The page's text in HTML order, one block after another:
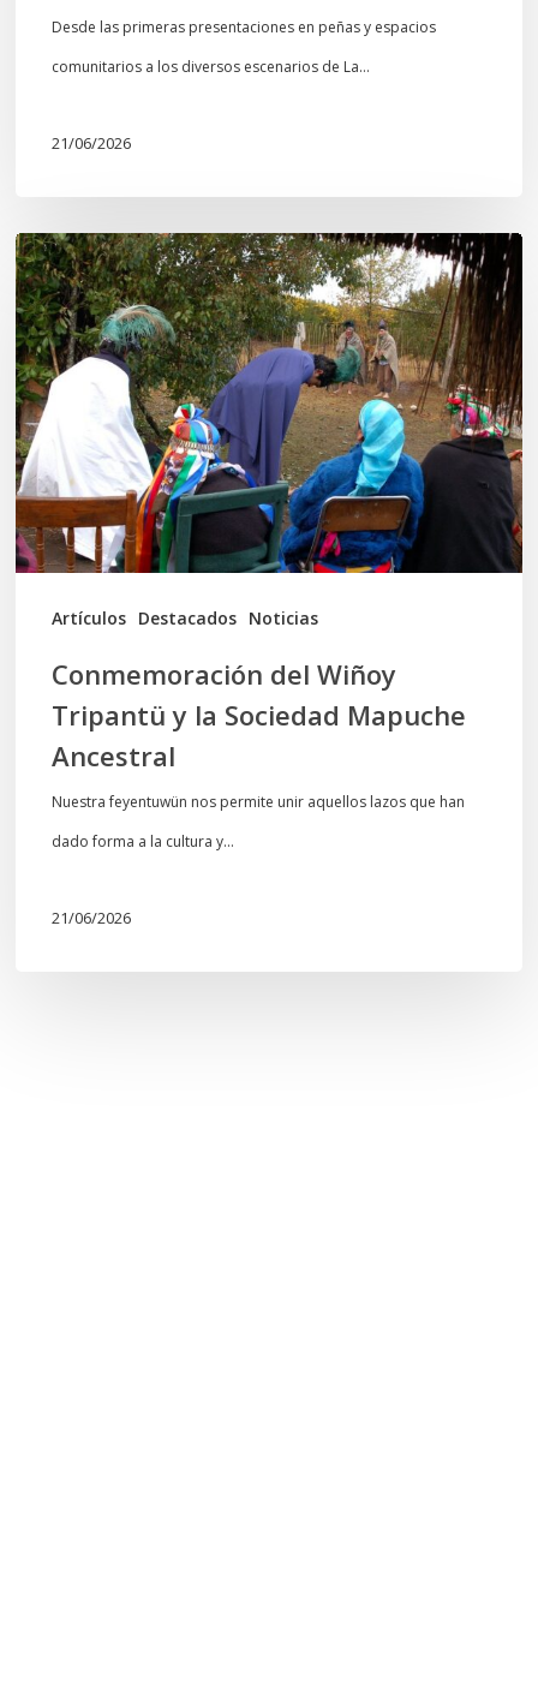
Desde las primeras presentaciones en peñas y espacios
comunitarios a los diversos escenarios de La…
21/06/2026
Artículos Destacados Noticias
Conmemoración
del
Wiñoy
Tripantü
y
la
Sociedad
Mapuche
Ancestral
Conmemoración del Wiñoy
Tripantü y la Sociedad Mapuche
Ancestral
Nuestra feyentuwün nos permite unir aquellos lazos que han
dado forma a la cultura y…
21/06/2026